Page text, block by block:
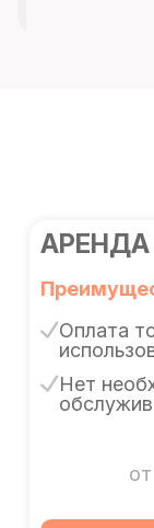
Оплата
Нет
от